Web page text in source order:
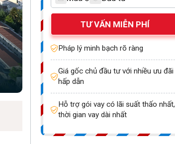
TƯ VẤN MIỄN PHÍ
Pháp lý minh bạch rõ ràng
Giá gốc chủ đầu tư với nhiều ưu đãi
hấp dẫn
Hỗ trợ gói vay có lãi suất thấo nhất,
thời gian vay dài nhất